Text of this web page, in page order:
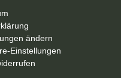
ändern
Einstellungen